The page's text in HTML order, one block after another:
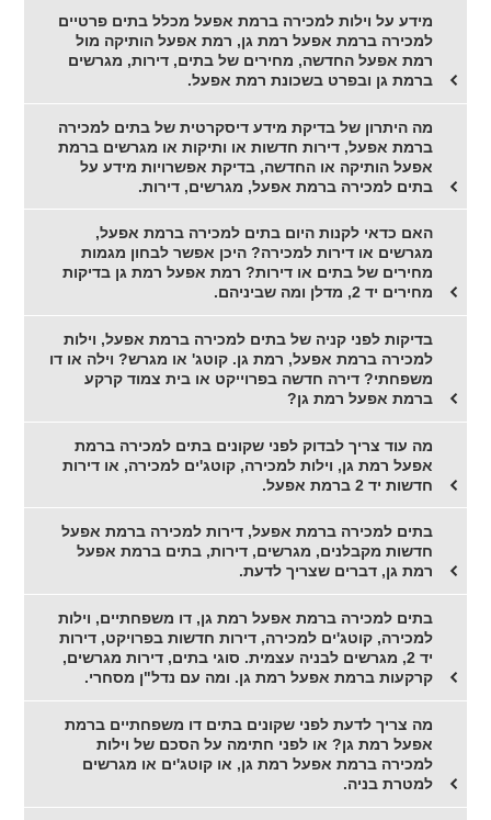
מידע על וילות למכירה ברמת אפעל מכלל בתים פרטיים
למכירה ברמת אפעל רמת גן, רמת אפעל הותיקה מול
רמת אפעל החדשה, מחירים של בתים, דירות, מגרשים
ברמת גן ובפרט בשכונת רמת אפעל.
מה היתרון של בדיקת מידע דיסקרטית של בתים למכירה
ברמת אפעל, דירות חדשות או ותיקות או מגרשים ברמת
אפעל הותיקה או החדשה, בדיקת אפשרויות מידע על
בתים למכירה ברמת אפעל, מגרשים, דירות.
האם כדאי לקנות היום בתים למכירה ברמת אפעל,
מגרשים או דירות למכירה? היכן אפשר לבחון מגמות
מחירים של בתים או דירות? רמת אפעל רמת גן בדיקות
מחירים יד 2, מדלן ומה שביניהם.
בדיקות לפני קניה של בתים למכירה ברמת אפעל, וילות
למכירה ברמת אפעל, רמת גן. קוטג' או מגרש? וילה או דו
משפחתי? דירה חדשה בפרוייקט או בית צמוד קרקע
ברמת אפעל רמת גן?
מה עוד צריך לבדוק לפני שקונים בתים למכירה ברמת
אפעל רמת גן, וילות למכירה, קוטג'ים למכירה, או דירות
חדשות יד 2 ברמת אפעל.
בתים למכירה ברמת אפעל, דירות למכירה ברמת אפעל
חדשות מקבלנים, מגרשים, דירות, בתים ברמת אפעל
רמת גן, דברים שצריך לדעת.
בתים למכירה ברמת אפעל רמת גן, דו משפחתיים, וילות
למכירה, קוטג'ים למכירה, דירות חדשות בפרויקט, דירות
יד 2, מגרשים לבניה עצמית. סוגי בתים, דירות מגרשים,
קרקעות ברמת אפעל רמת גן. ומה עם נדל"ן מסחרי.
מה צריך לדעת לפני שקונים בתים דו משפחתיים ברמת
אפעל רמת גן? או לפני חתימה על הסכם של וילות
למכירה ברמת אפעל רמת גן, או קוטג'ים או מגרשים
למטרת בניה.